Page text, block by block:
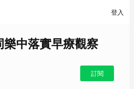
登入
中落實早療觀察
訂閱